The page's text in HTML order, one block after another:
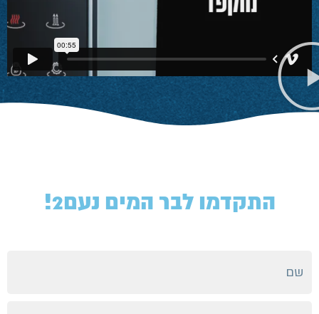
התקדמו לבר המים נעם2!​